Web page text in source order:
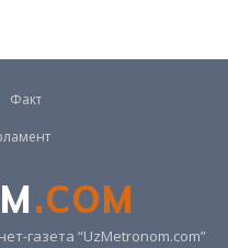
Факт
.COM
газета “UzMetronom.com”